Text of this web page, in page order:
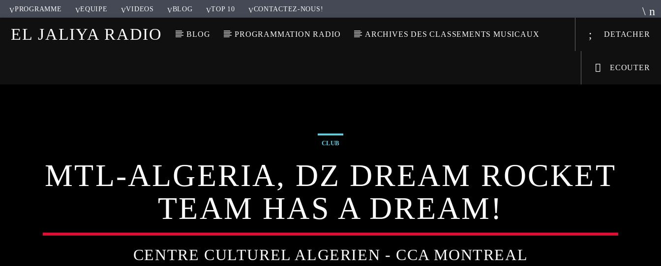
PROGRAMME EQUIPE VIDEOS BLOG TOP 10 CONTACTEZ-NOUS!
EL JALIYA RADIO BLOG PROGRAMMATION RADIO ARCHIVES DES CLASSEMENTS MUSICAUX DETACHER
ECOUTER
CLUB
MTL-ALGERIA, DZ DREAM ROCKET
TEAM HAS A DREAM!
CENTRE CULTUREL ALGERIEN - CCA MONTREAL